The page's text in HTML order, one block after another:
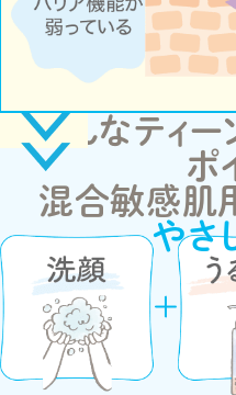
そんなティ
ポ
混合敏感肌
やさ